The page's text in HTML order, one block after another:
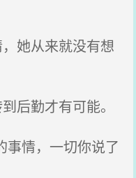
她从来就没有想
后勤才有可能。
情，一切你说了